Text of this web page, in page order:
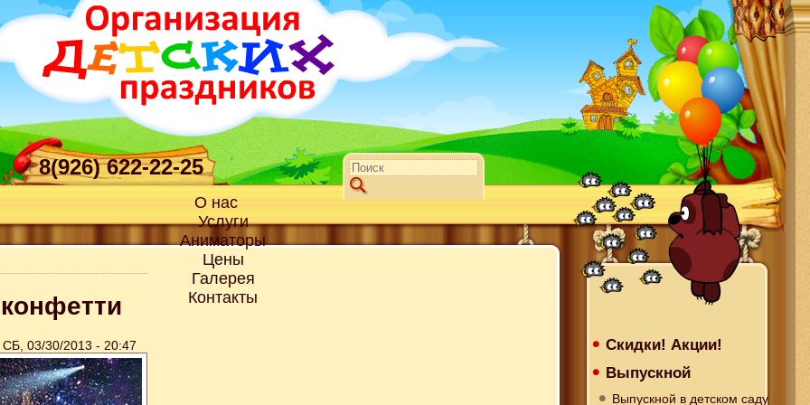
8(926) 622-22-25
О нас
Услуги
Аниматоры
Цены
Галерея
Контакты
Скидки! Акции!
Выпускной
Выпускной в детском саду
СБ, 03/30/2013 - 20:47